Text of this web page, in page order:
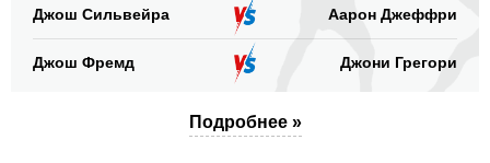
Джош Сильвейра Аарон Джеффри
Джош Фремд Джони Грегори
Подробнее »